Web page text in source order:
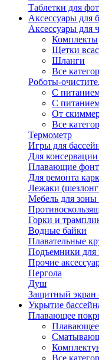
Таблетки для
Аксессуары для
Аксессуары для
Комплекты
Щетки
Шланги
Все
Роботы-
С
С
От
Все
Термометр
Игры для
Для консервации
Плавающие
Для ремонта
Лежаки
Мебель для зоны
Горки и
Водные байки
Плавательные
Подъемники для
Прочие
Пергола
Душ
Защитный экран
Укрытие
Плавающее
Плавающее
Все